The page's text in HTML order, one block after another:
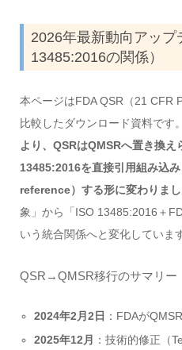
2026年最新動向アップ
13485:2016の関係）
本ページはFDA QSR（21 CFR
比較したダウンロード資料です。
より、QSRはQMSRへ置き換
13485:2016を直接引用組み込
reference）する形に変わりま
象」から「ISO 13485:2016＋
いう統合関係へと変化しています
QSR→QMSR移行のサマリー
2024年2月2日 ：FDAが
2025年12月
：技術的修正（